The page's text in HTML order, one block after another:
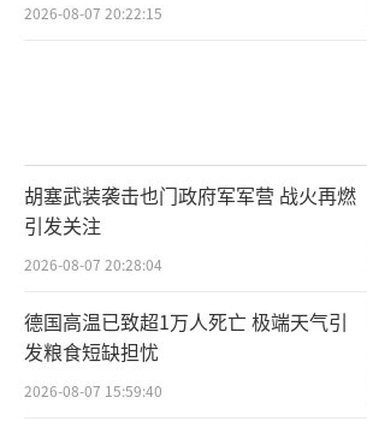
2026-08-07 20:22:15
胡塞武装袭击也门政府军军营 战火再燃
引发关注
2026-08-07 20:28:04
德国高温已致超1万人死亡 极端天气引
发粮食短缺担忧
2026-08-07 15:59:40